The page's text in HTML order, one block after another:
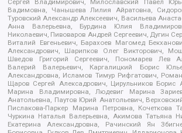
Сергей Владимирович, Милославский Павел
Вадимовна, Чанышева Лилия Айратовна,
Туровский Александр Алексеевич, Васильева
Анна Валерьевна, Бурдина Юлия
Николаевич, Пивоваров Андрей Сергеевич, Дугин
Виталий Евгеньевич, Барахоев Магомед
Александрович, Шарипков Олег Викторович,
Шведов Григорий Сергеевич, Пономарев Лев
Валерий Валерьевич, Каргалицкий Борис
Александровна, Исламов Тимур Рифгатович,
Щаров Сергей Алексадрович, Цирульников Борис
Марина Владимировна, Людевиг Марина
Анатольевна, Паутов Юрий Анатольевич,
Пислакова-Паркер Марина Петровна, Кочеткова
Чуркина Наталья Валерьевна, Акимова Татьяна
Екатерина Александровна, Рачинский Ян